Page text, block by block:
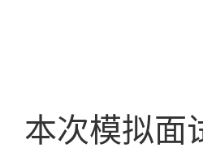
本次模拟面